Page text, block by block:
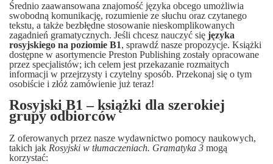
Średnio zaawansowana znajomość języka obcego umożliwia
swobodną komunikację, rozumienie ze słuchu oraz czytanego
tekstu, a także bezbłędne stosowanie nieskomplikowanych
zagadnień gramatycznych. Jeśli chcesz nauczyć się języka
rosyjskiego na poziomie B1, sprawdź nasze propozycje. Książki
dostępne w asortymencie Preston Publishing zostały opracowane
przez specjalistów; ich celem jest przekazanie rozmaitych
informacji w przejrzysty i czytelny sposób. Przekonaj się o tym
osobiście i złóż zamówienie już teraz!
Rosyjski B1 ‒ książki dla szerokiej
grupy odbiorców
Z oferowanych przez nasze wydawnictwo pomocy naukowych,
takich jak Rosyjski w tłumaczeniach. Gramatyka 3 mogą
korzystać: